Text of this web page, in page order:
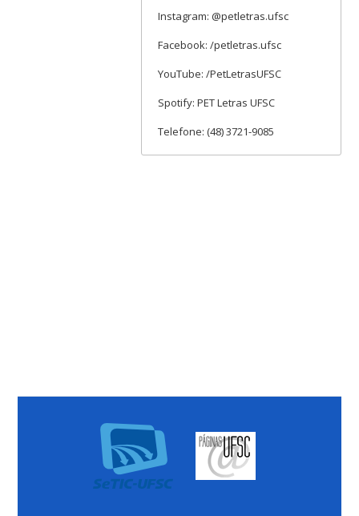
Instagram: @petletras.ufsc
Facebook: /petletras.ufsc
YouTube: /PetLetrasUFSC
Spotify: PET Letras UFSC
Telefone: (48) 3721-9085